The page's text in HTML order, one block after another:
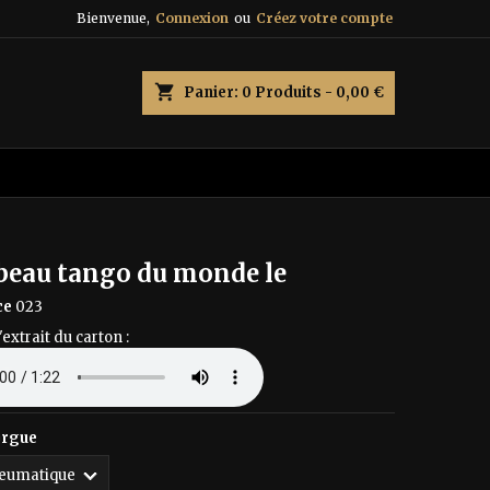
Bienvenue, Connexion ou Créez votre compte
shopping_cart Panier: 0 Produits - 0,00 €
tango du monde le
023
du carton :